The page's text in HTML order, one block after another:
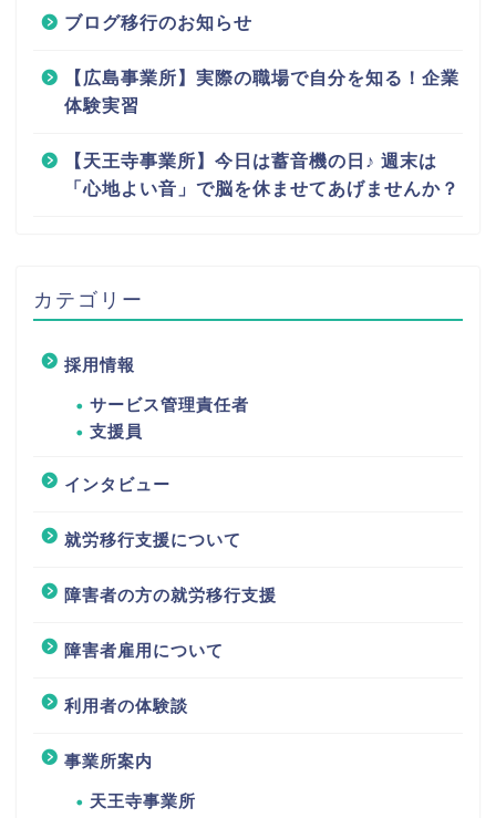
ブログ移行のお知らせ
【広島事業所】実際の職場で自分を知る！企業
体験実習
【天王寺事業所】今日は蓄音機の日♪ 週末は
「心地よい音」で脳を休ませてあげませんか？
カテゴリー
採用情報
サービス管理責任者
支援員
インタビュー
就労移行支援について
障害者の方の就労移行支援
障害者雇用について
利用者の体験談
事業所案内
天王寺事業所